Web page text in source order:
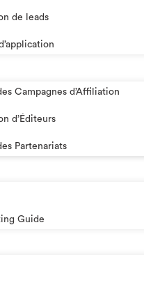
de leads
Campagnes d’Affiliation​
d’Éditeurs
Partenariats
Guide